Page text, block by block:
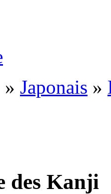
» Japonais »
des Kanji